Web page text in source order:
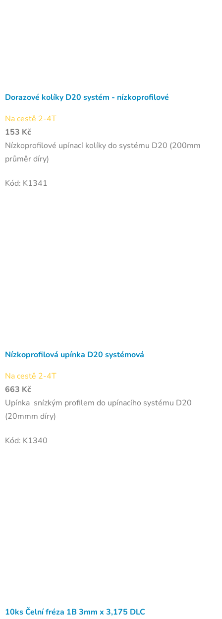
Dorazové kolíky D20 systém - nízkoprofilové
Na cestě 2-4T
153 Kč
Nízkoprofilové upínací kolíky do systému D20 (200mm
průměr díry)
Kód: K1341
Nízkoprofilová upínka D20 systémová
Na cestě 2-4T
663 Kč
Upínka snízkým profilem do upínacího systému D20
(20mmm díry)
Kód: K1340
10ks Čelní fréza 1B 3mm x 3,175 DLC